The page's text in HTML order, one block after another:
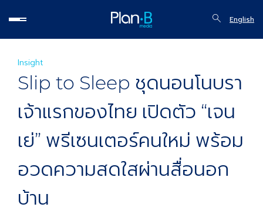
English
Insight
Slip to Sleep ชุดนอนโนบรา
เจ้าแรกของไทย เปิดตัว “เจน
เย่” พรีเซนเตอร์คนใหม่ พร้อม
อวดความสดใสผ่านสื่อนอก
บ้าน